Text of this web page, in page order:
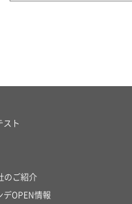
スト
のご紹介
OPEN情報